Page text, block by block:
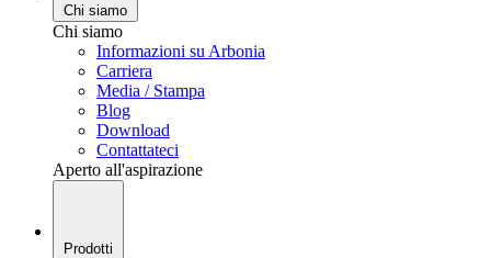
Chi siamo
Chi siamo
Informazioni su Arbonia
Carriera
Media / Stampa
Blog
Download
Contattateci
Aperto all'aspirazione
Prodotti